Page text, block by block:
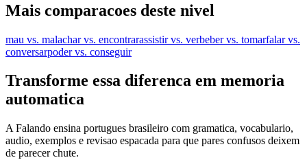
Mais comparacoes deste nivel
mau vs. malachar vs. encontrarassistir vs. verbeber vs. tomarfalar vs.
conversarpoder vs. conseguir
Transforme essa diferenca em memoria
automatica
A Falando ensina portugues brasileiro com gramatica, vocabulario,
audio, exemplos e revisao espacada para que pares confusos deixem
de parecer chute.